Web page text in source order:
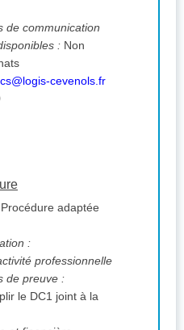
de communication
: Non
cevenols.fr
Procédure adaptée
:
professionnelle
de preuve :
le DC1 joint à la